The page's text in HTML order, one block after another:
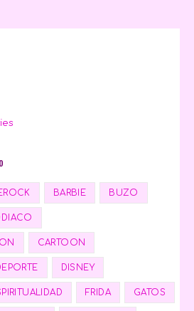
BARBIE BUZO
CARTOON
DISNEY
FRIDA GATOS